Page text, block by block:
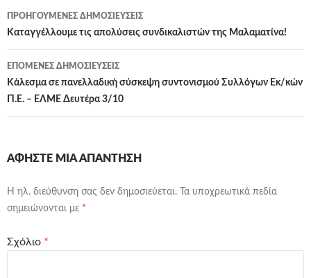
Πλοήγηση
άρθρων
ΠΡΟΗΓΟΎΜΕΝΕΣ ΔΗΜΟΣΙΕΎΣΕΙΣ
Καταγγέλλουμε τις απολύσεις συνδικαλιστών της Μαλαματίνα!
ΕΠΌΜΕΝΕΣ ΔΗΜΟΣΙΕΎΣΕΙΣ
Κάλεσμα σε πανελλαδική σύσκεψη συντονισμού Συλλόγων Εκ/κών
Π.Ε. – ΕΛΜΕ Δευτέρα 3/10
ΑΦΉΣΤΕ ΜΙΑ ΑΠΆΝΤΗΣΗ
Η ηλ. διεύθυνση σας δεν δημοσιεύεται.
Τα υποχρεωτικά πεδία
σημειώνονται με *
Σχόλιο *